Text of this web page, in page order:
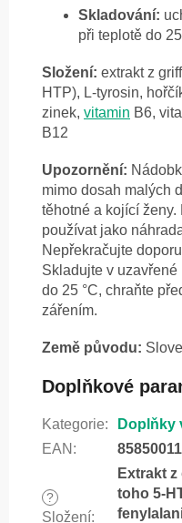
Skladování:
při teplotě do
Složení: extrakt z
HTP), L-tyrosin,
zinek, vitamin B6,
B12
Upozornění:
mimo dosah malých
těhotné a kojící
používat jako
Nepřekračujte
Skladujte v
do 25 °C, chraňte
zářením.
Země původu:
Doplňkové
Kategorie:
Doplňky
EAN :
?
Složení:
Extrakt
toho 5-